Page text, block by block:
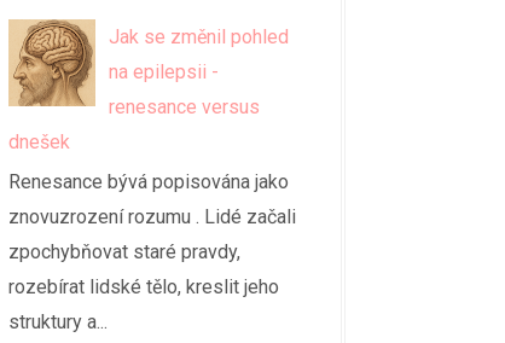
Jak se změnil pohled
na epilepsii -
renesance versus
dnešek
Renesance bývá popisována jako
znovuzrození rozumu . Lidé začali
zpochybňovat staré pravdy,
rozebírat lidské tělo, kreslit jeho
struktury a...